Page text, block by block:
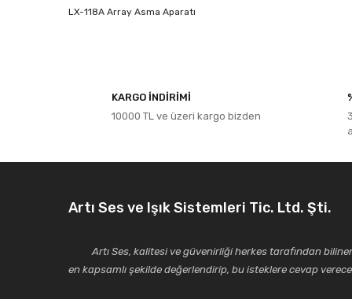
LX-118A Array Asma Aparatı
Görüş ve önerileriniz için teşekkür ederiz.
Bu ürüne benzer farklı alternatifler olmalı.
KARGO İNDİRİMİ
10000 TL ve üzeri kargo bizden
Artı Ses ve Işık Sistemleri Tic. Ltd. Şti.
Artı Ses, kalitesi ve güvenirliği herkes tarafından bilinen
en kapsamlı şekilde değerlendirip, bu isteklere cevap